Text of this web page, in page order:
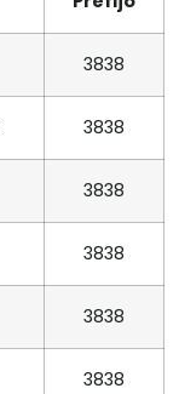
3838
3838
3838
3838
3838
3838